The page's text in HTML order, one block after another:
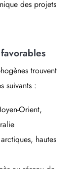
des projets
trouvent
suivants :
Orient,
hautes